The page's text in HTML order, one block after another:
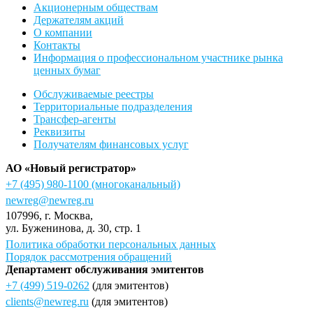
Акционерным обществам
Держателям акций
О компании
Контакты
Информация о профессиональном участнике рынка
ценных бумаг
Обслуживаемые реестры
Территориальные подразделения
Трансфер-агенты
Реквизиты
Получателям финансовых услуг
АО «Новый регистратор»
+7 (495) 980-1100 (многоканальный)
newreg@newreg.ru
107996, г. Москва,
ул. Буженинова, д. 30, стр. 1
Политика обработки персональных данных
Порядок рассмотрения обращений
Департамент обслуживания эмитентов
+7 (499) 519-0262 (для эмитентов)
clients@newreg.ru (для эмитентов)